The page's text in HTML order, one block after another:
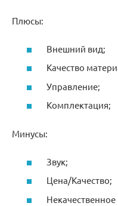
Плюсы:
Внешний вид;
Качество
Управление;
Комплектация;
Минусы:
Звук;
Цена/Качество;